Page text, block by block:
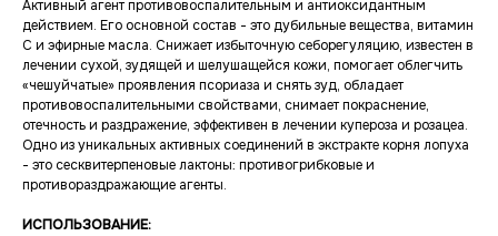
Активный агент противовоспалительным и антиоксидантным
действием. Его основной состав - это дубильные вещества, витамин
С и эфирные масла. Снижает избыточную себорегуляцию, известен в
лечении сухой, зудящей и шелушащейся кожи, помогает облегчить
«чешуйчатые» проявления псориаза и снять зуд, обладает
противовоспалительными свойствами, снимает покраснение,
отечность и раздражение, эффективен в лечении купероза и розацеа.
Одно из уникальных активных соединений в экстракте корня лопуха
- это сесквитерпеновые лактоны: противогрибковые и
противораздражающие агенты.
ИСПОЛЬЗОВАНИЕ: